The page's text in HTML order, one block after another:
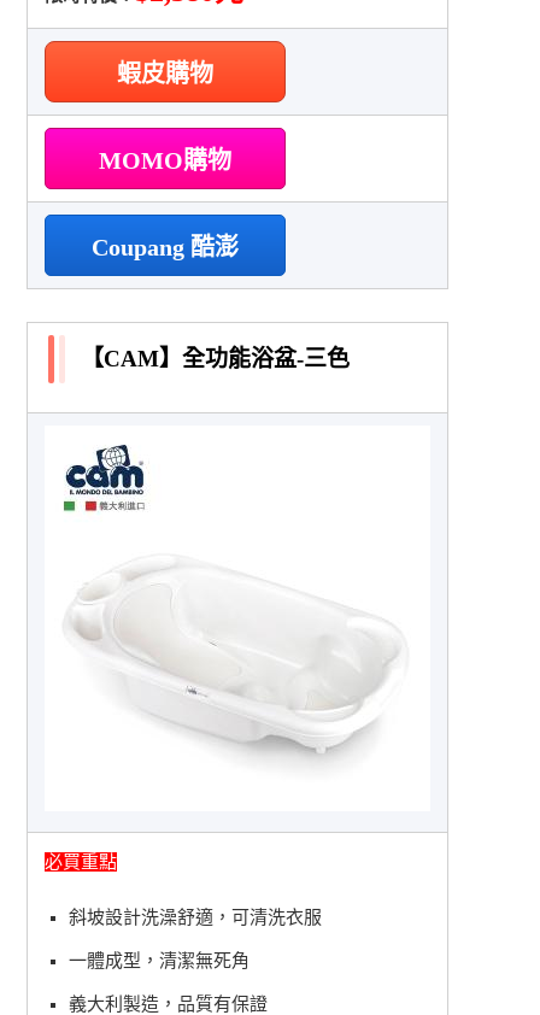
蝦皮購物
MOMO購物
Coupang 酷澎
【CAM】全功能浴盆-三色
必買重點
斜坡設計洗澡舒適，可清洗衣服
一體成型，清潔無死角
義大利製造，品質有保證